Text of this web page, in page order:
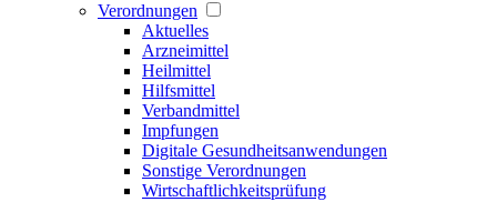
Verordnungen
Aktuelles
Arzneimittel
Heilmittel
Hilfsmittel
Verbandmittel
Impfungen
Digitale Gesundheitsanwendungen
Sonstige Verordnungen
Wirtschaftlichkeitsprüfung